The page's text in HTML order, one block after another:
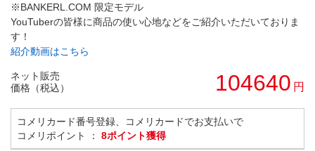
※BANKERL.COM 限定モデル
YouTuberの皆様に商品の使い心地などをご紹介いただいておりま
す！
紹介動画はこちら
ネット販売
価格（税込）
104640 円
コメリカード番号登録、コメリカードでお支払いで
コメリポイント ： 8ポイント獲得